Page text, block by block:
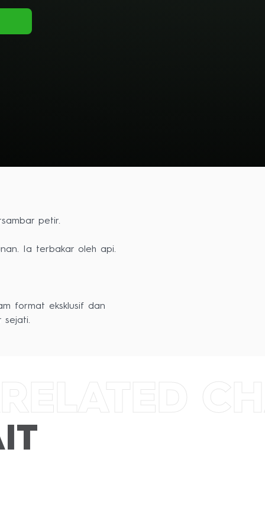
petir.
Ia terbakar oleh api.
format eksklusif dan
RELATED